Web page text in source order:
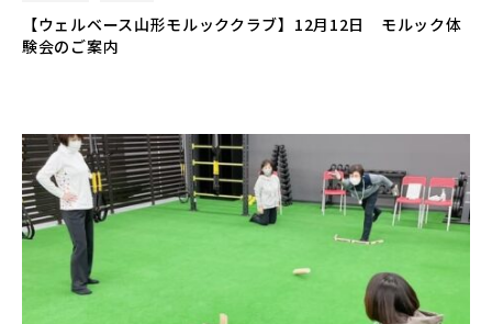
【ウェルベース山形モルッククラブ】12月12日 モルック体
験会のご案内